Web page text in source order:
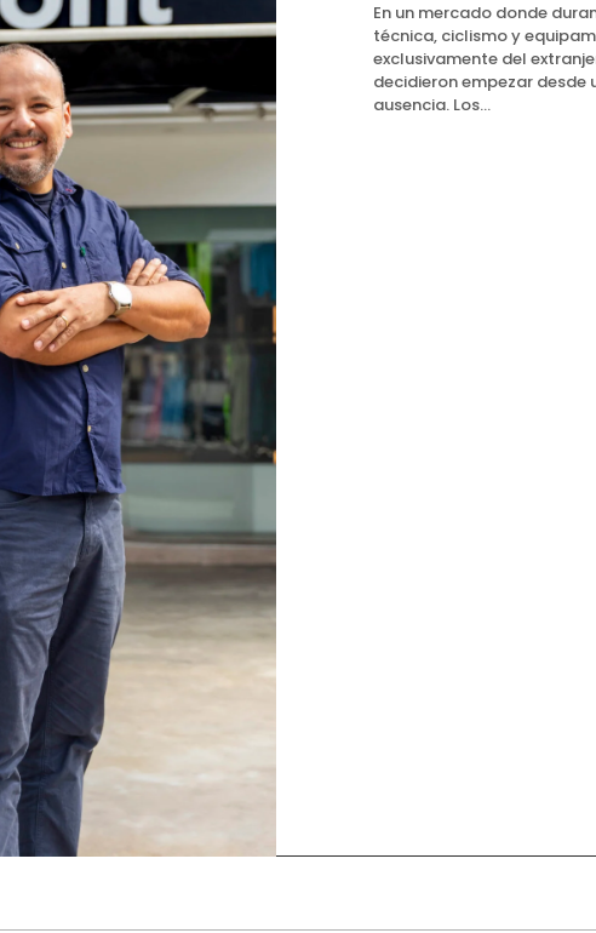
En un mercado donde
técnica, ciclismo y
exclusivamente del
decidieron empezar
ausencia. Los...